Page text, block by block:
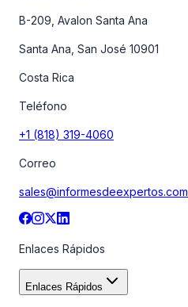
B-209, Avalon Santa Ana
Santa Ana, San José 10901
Costa Rica
Teléfono
+1 (818) 319-4060
Correo
sales@informesdeexpertos.com
Enlaces Rápidos
Enlaces Rápidos